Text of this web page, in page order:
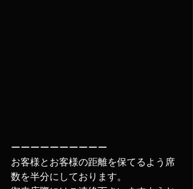
ーーーーーーーーーー
お客様とお客様の距離を保てるよう席
数を半分にしております。